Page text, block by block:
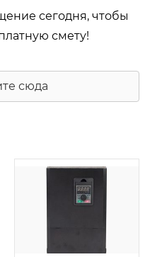
сегодня, чтобы
смету!
сюда